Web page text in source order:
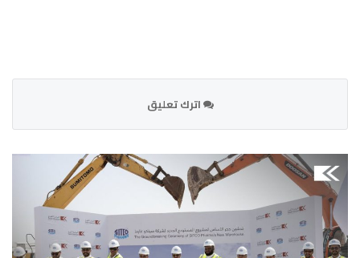
اترك تعليق